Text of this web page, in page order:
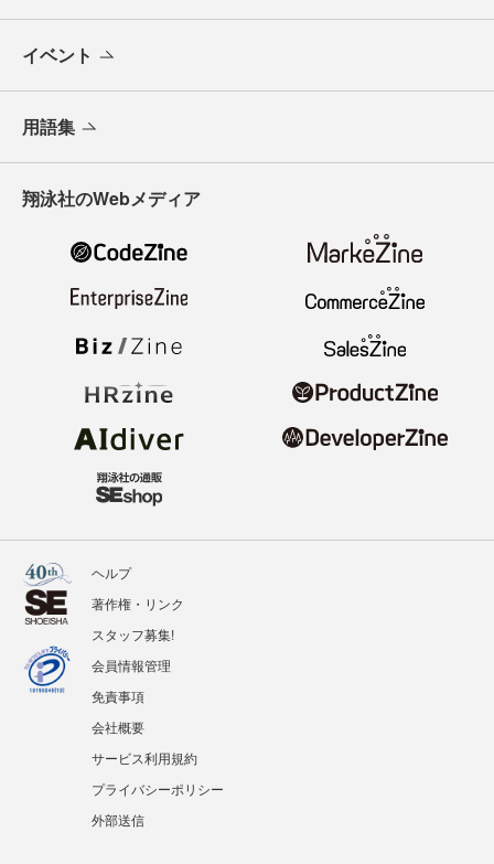
イベント
用語集
翔泳社のWebメディア
ヘルプ
著作権・リンク
スタッフ募集!
会員情報管理
免責事項
会社概要
サービス利用規約
プライバシーポリシー
外部送信